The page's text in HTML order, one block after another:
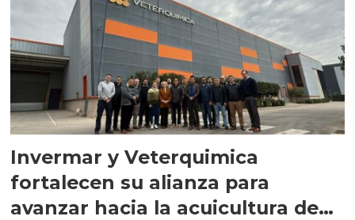
Invermar y Veterquimica
fortalecen su alianza para
avanzar hacia la acuicultura de